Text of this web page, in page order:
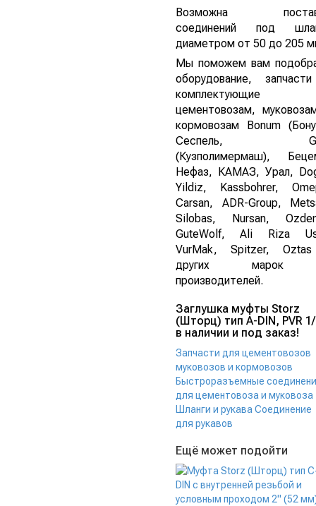
Возможна
соединений под
диаметром от 50 до 205
Мы поможем вам
оборудование,
цементовозам,
кормовозам Bonum
Сеспель,
(Кузполимермаш),
Нефаз, КАМАЗ, Урал,
Yildiz, Kassbohrer,
Carsan, ADR-Group,
Silobas, Nursan,
GuteWolf, Ali Riza
VurMak, Spitzer,
других марок
производителей.
Заглушка муфты Storz
(Шторц) тип А-DIN, PVR
в наличии и под заказ!
Запчасти для цементовозов
муковозов и кормовозов
Быстроразъемные
для цементовоза и муковоза
Шланги и рукаваСоединение
для рукавов
Ещё может подойти